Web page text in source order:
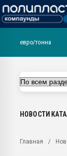
29.07.2026 ФРП помог
Вакуум-формовочные
евро/тонна
НОВОСТИ
Главная